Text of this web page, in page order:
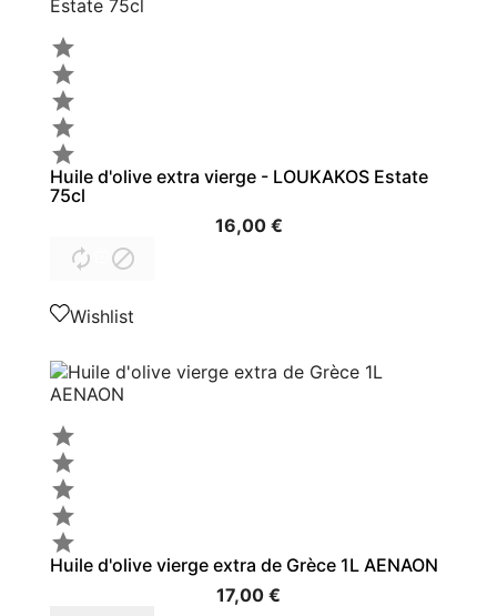





Huile d'olive extra vierge - LOUKAKOS Estate
75cl
16,00 €
 
Wishlist





Huile d'olive vierge extra de Grèce 1L AENAON
17,00 €